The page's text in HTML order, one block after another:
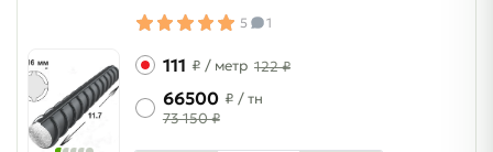
5 1
111 ₽ / метр 122 ₽
66500 ₽ / тн
73 150 ₽